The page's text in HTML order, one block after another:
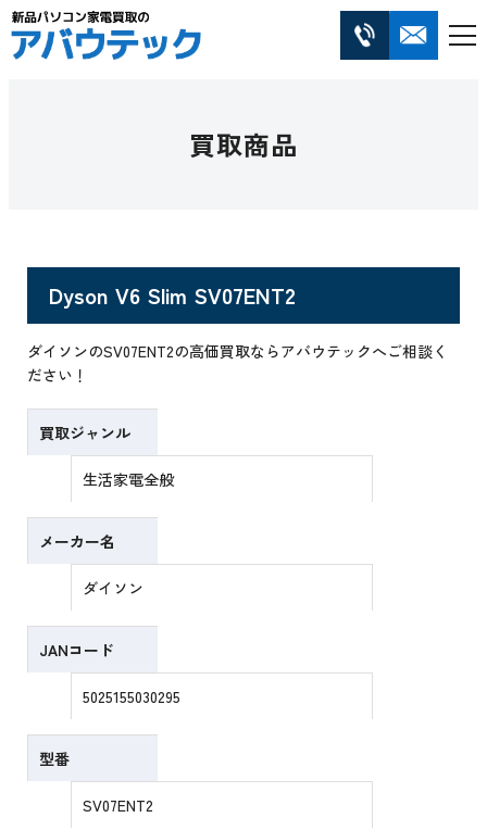
買取商品
Dyson V6 Slim SV07ENT2
ダイソンのSV07ENT2の高価買取ならアバウテックへご相談く
ださい！
買取ジャンル
生活家電全般
メーカー名
ダイソン
JANコード
5025155030295
型番
SV07ENT2